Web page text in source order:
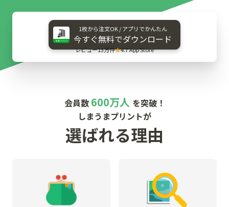
1枚から​注文OK / アプリで​かんたん
今すぐ​無料で​ダウンロード
レビュー13万件★4.7 App Store
会員数 600万人 を突破！
しまうまプリントが
選ばれる理由